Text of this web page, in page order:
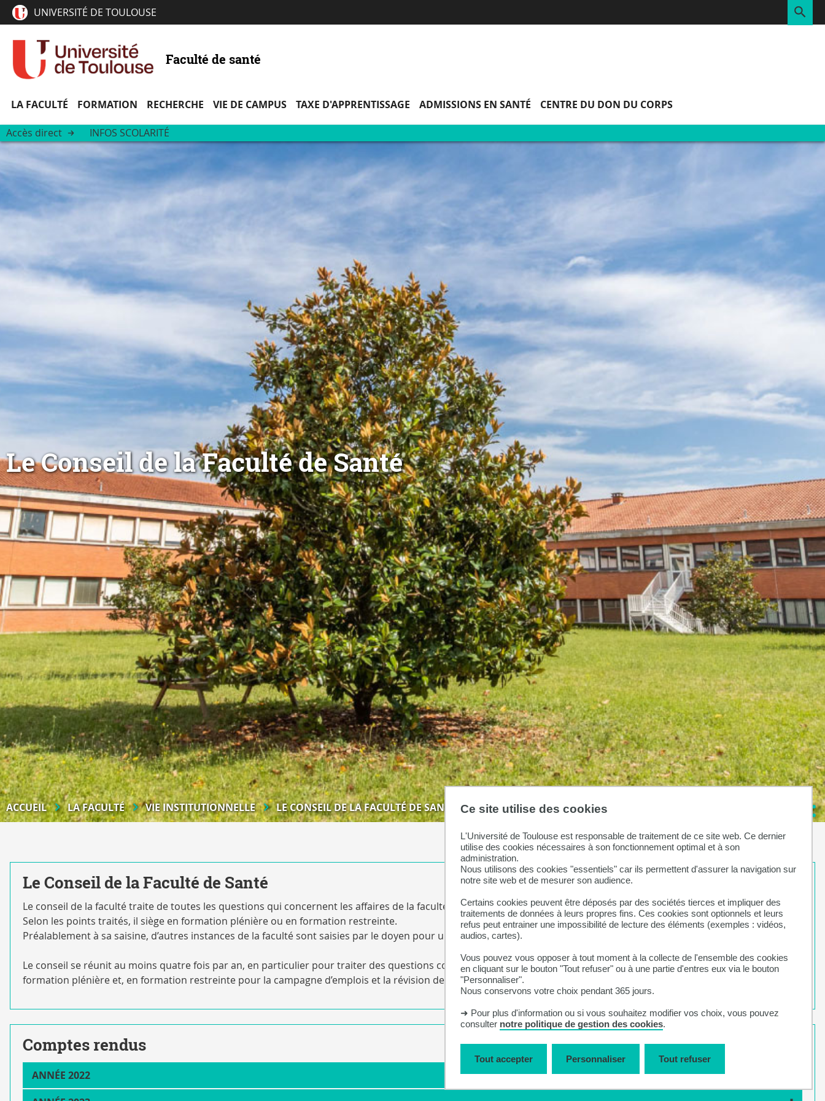
Ce site utilise des cookies
L'Université de Toulouse est responsable de traitement de ce site web. Ce dernier
utilise des cookies nécessaires à son fonctionnement optimal et à son
administration.
Nous utilisons des cookies "essentiels" car ils permettent d'assurer la navigation sur
notre site web et de mesurer son audience.
Certains cookies peuvent être déposés par des sociétés tierces et impliquer des
traitements de données à leurs propres fins. Ces cookies sont optionnels et leurs
refus peut entrainer une impossibilité de lecture des éléments (exemples : vidéos,
audios, cartes).
Vous pouvez vous opposer à tout moment à la collecte de l'ensemble des cookies
en cliquant sur le bouton "Tout refuser" ou à une partie d'entres eux via le bouton
"Personnaliser".
Nous conservons votre choix pendant 365 jours.
➜ Pour plus d'information ou si vous souhaitez modifier vos choix, vous pouvez
consulter notre politique de gestion des cookies.
Tout accepter Tout refuser
Personnaliser
au
directs
UNIVERSITÉ DE TOULOUSE
Faculté de santé
LA FACULTÉ FORMATION RECHERCHE VIE DE CAMPUS TAXE D'APPRENTISSAGE ADMISSIONS EN SANTÉ CENTRE DU DON DU CORPS
Accès direct INFOS SCOLARITÉ
Le Conseil de la Faculté de Santé
ACCUEIL LA FACULTÉ VIE INSTITUTIONNELLE LE CONSEIL DE LA FACULTÉ DE SANTÉ
Le Conseil de la Faculté de Santé
Le conseil de la faculté traite de toutes les questions qui concernent les affaires de la faculté.
Selon les points traités, il siège en formation plénière ou en formation restreinte.
Préalablement à sa saisine, d’autres instances de la faculté sont saisies par le doyen pour un avis consultatif sur des points qui seront à traiter.
Le conseil se réunit au moins quatre fois par an, en particulier pour traiter des questions concernant le budget et les modalités de contrôle des connaissances en
formation plénière et, en formation restreinte pour la campagne d’emplois et la révision des effectifs hospitalo-universitaires.
Comptes rendus
ANNÉE 2022